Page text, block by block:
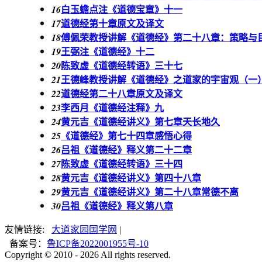
16白玉蟾点注《道德宝章》十一
17道德经第十章原文及译文
18傅佩荣教授讲解《道德经》第二十八章：策略与
19王弼注《道德经》十二
20陈致虚《道德经转语》三十七
21王德峰教授讲解《道德经》之道家的宇宙观（一）
22道德经第二十八章原文及译文
23李西月《道德经注释》九
24黄元吉《道德经讲义》第七章天长地久
25 《道德经》第七十四章感悟心得
26吕祖《道德经》释义第二十二章
27陈致虚《道德经转语》三十四
28黄元吉《道德经讲义》第四十八章
29黄元吉《道德经讲义》第二十八章常德不离
30吕祖《道德经》释义第八章
友情链接: 大道家园国学网 |
备案号： 鲁ICP备2022001955号-10
Copyright © 2010 - 2026 All rights reserved.